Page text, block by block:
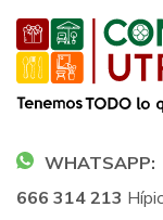
WHATSAPP:
666 314 213